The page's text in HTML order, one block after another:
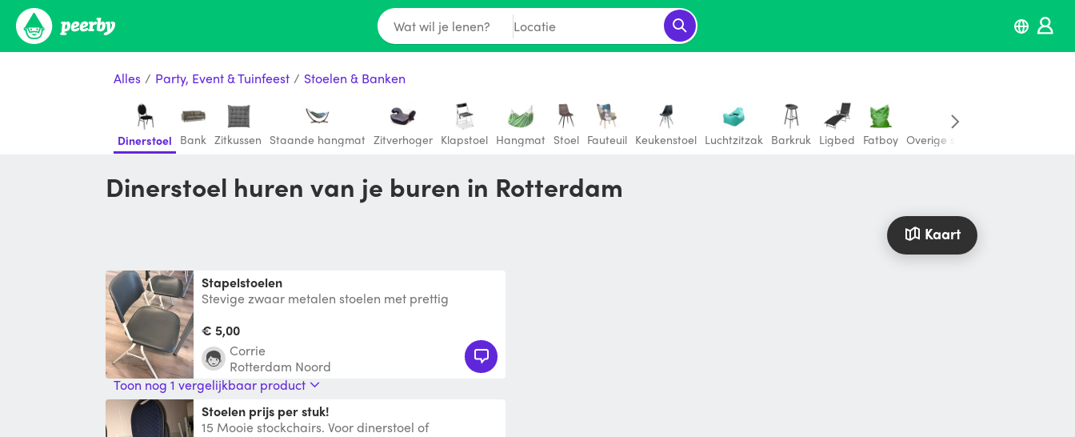
Wat wil je lenen? Locatie
Alles / Party, Event & Tuinfeest / Stoelen & Banken
Dinerstoel Bank Zitkussen Staande hangmat Zitverhoger Klapstoel Hangmat Stoel Fauteuil Keukenstoel Luchtzitzak Barkruk Ligbed Fatboy Overige stoelen & banken
Dinerstoel huren van je buren in Rotterdam
Kaart
Stapelstoelen
Stevige zwaar metalen stoelen met prettig
tegen ver
€ 5,00
Corrie
Rotterdam Noord
Toon nog 1 vergelijkbaar product
Stoelen prijs per stuk!
15 Mooie stockchairs. Voor dinerstoel of